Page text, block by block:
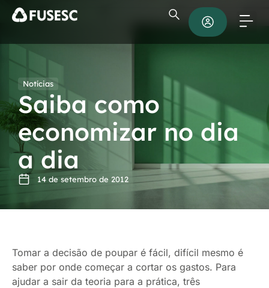
Notícias
Saiba como
economizar no dia
a dia
14 de setembro de 2012
Tomar a decisão de poupar é fácil, difícil mesmo é
saber por onde começar a cortar os gastos. Para
ajudar a sair da teoria para a prática, três